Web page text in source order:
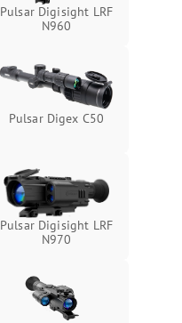
Pulsar Digisight LRF
N960
Pulsar Digex C50
Pulsar Digisight LRF
N970